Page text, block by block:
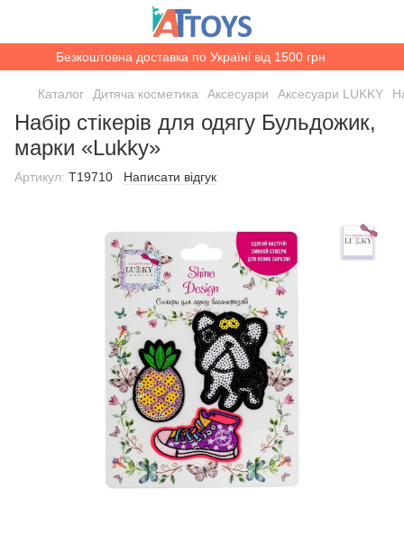
Безкоштовна доставка по Україні від 1500 грн
Каталог Дитяча косметика Аксесуари Аксесуари LUKKY
Набір стікерів для одягу Бульдожик,
марки «Lukky»
Артикул: T19710 Написати відгук